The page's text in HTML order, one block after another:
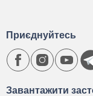
Завантажити
Приєднуйтесь